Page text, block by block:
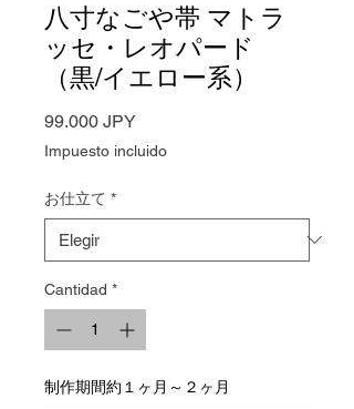
八寸なごや帯 マトラ
ッセ・レオパード
（黒/イエロー系）
99.000 JPYPrecio
Impuesto incluido
お仕立て *
Cantidad *
制作期間約１ヶ月～２ヶ月